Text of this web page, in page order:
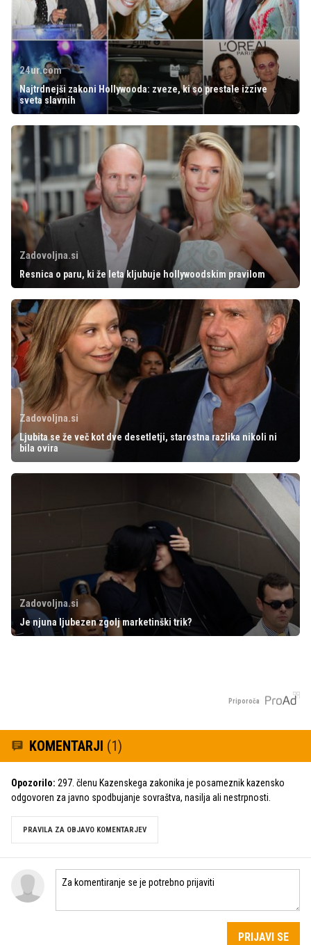
24ur.com
Najtrdnejši zakoni Hollywooda: zveze, ki so prestale izzive
sveta slavnih
Zadovoljna.si
Resnica o paru, ki že leta kljubuje hollywoodskim pravilom
Zadovoljna.si
Ljubita se že več kot dve desetletji, starostna razlika nikoli ni
bila ovira
Zadovoljna.si
Je njuna ljubezen zgolj marketinški trik?
Priporoča
KOMENTARJI (1)
Opozorilo: 297. členu Kazenskega zakonika je posameznik kazensko
odgovoren za javno spodbujanje sovraštva, nasilja ali nestrpnosti.
PRAVILA ZA OBJAVO KOMENTARJEV
PRIJAVI SE